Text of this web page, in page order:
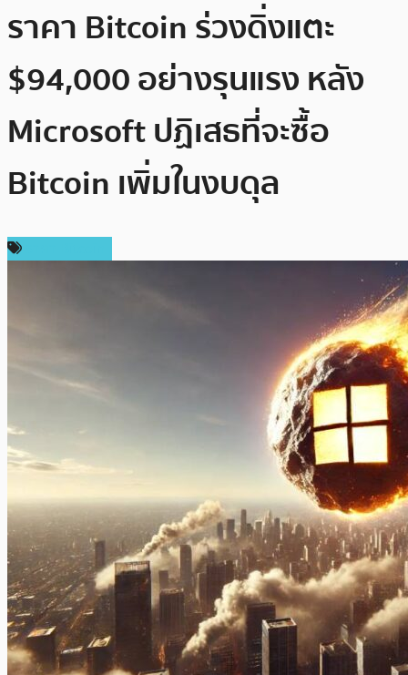
ราคา Bitcoin ร่วงดิ่งแตะ
$94,000 อย่างรุนแรง หลัง
Microsoft ปฏิเสธที่จะซื้อ
Bitcoin เพิ่มในงบดุล